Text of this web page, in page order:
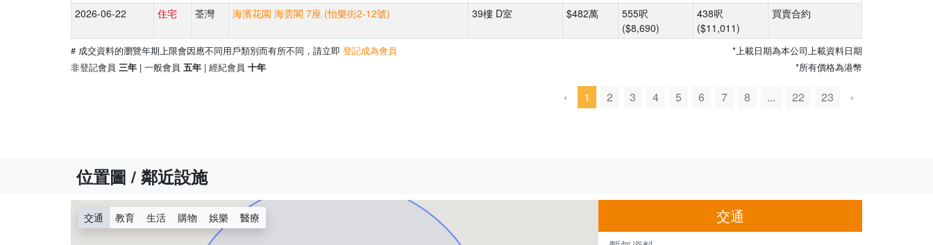
2026-06-22 住宅 荃灣 海濱花園 海雲閣 7座 (怡樂街2-12號) 39樓 D室 $482萬
555呎
($8,690)
438呎
($11,011)
買賣合約
# 成交資料的瀏覽年期上限會因應不同用戶類別而有所不同，請立即 登記成為會員
非登記會員 三年 | 一般會員 五年 | 經紀會員 十年
*上載日期為本公司上載資料日期
*所有價格為港幣
‹ 1 2 3 4 5 6 7 8 ... 22 23 ›
位置圖 / 鄰近設施
交通 教育 生活 購物 娛樂 醫療 交通